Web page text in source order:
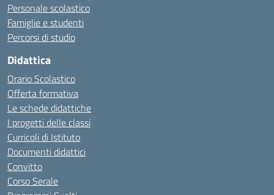
Personale scolastico
Famiglie e studenti
Percorsi di studio
Didattica
Orario Scolastico
Offerta formativa
Le schede didattiche
I progetti delle classi
Curricoli di Istituto
Documenti didattici
Convitto
Corso Serale